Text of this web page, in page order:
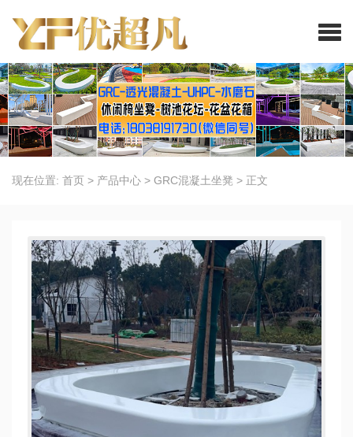
现在位置: 首页 > 产品中心 > GRC混凝土坐凳 > 正文